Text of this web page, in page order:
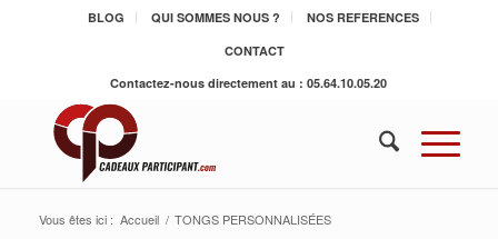
BLOG QUI SOMMES NOUS ?
NOS REFERENCES
CONTACT
Contactez-nous directement au : 05.64.10.05.20
Vous êtes ici : Accueil / TONGS PERSONNALISÉES